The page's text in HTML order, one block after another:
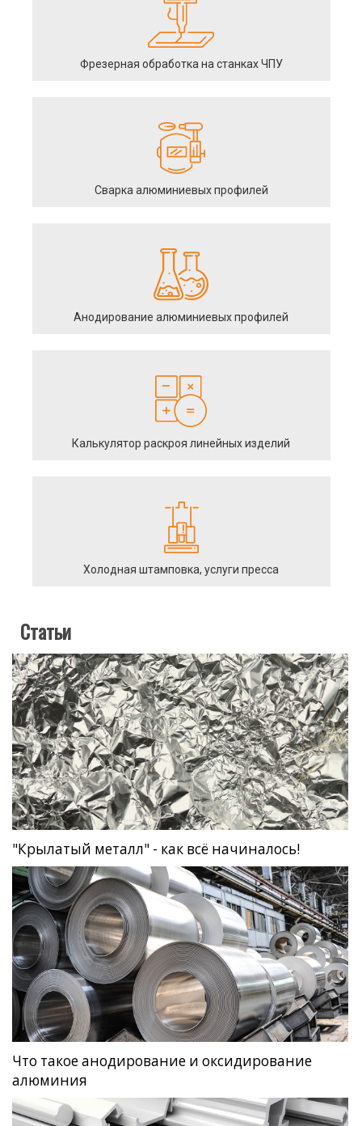
Фрезерная обработка на станках ЧПУ
Сварка алюминиевых профилей
Анодирование алюминиевых профилей
Калькулятор раскроя линейных изделий
Холодная штамповка, услуги пресса
Статьи
"Крылатый металл" - как всё начиналось!
Что такое анодирование и оксидирование
алюминия